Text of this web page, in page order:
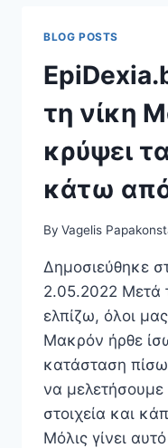
ΤΟΝ
ΝΌΜΟ
BLOG POSTS
τη νίκη
κρύψει
κάτω
By Vagelis
Δημοσιεύθηκε
2.05.2022 Μετά
ελπίζω, όλοι
Μακρόν ήρθε
κατάσταση
να μελετήσουμε
στοιχεία και
Μόλις γίνει